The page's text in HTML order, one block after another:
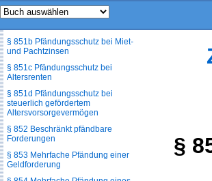
§
§ 851a Pfändungsschutz für
§ 851b Pfändungsschutz bei Miet-
und Pachtzinsen
§ 851c Pfändungsschutz bei
Altersrenten
§ 851d Pfändungsschutz bei
steuerlich gefördertem
Altersvorsorgevermögen
§ 852 Beschränkt pfändbare
Forderungen
§ 853 Mehrfache Pfändung einer
Geldforderung